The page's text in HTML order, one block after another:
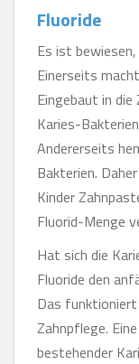
Fluoride
Es ist
Einerseits
Eingebaut in
Karies-
Andererseits
Bakterien.
Kinder
Fluorid-Menge
Hat sich die
Fluoride den
Das
Zahnpflege.
bestehender